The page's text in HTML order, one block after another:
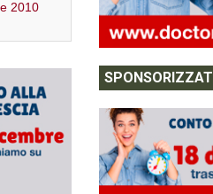
2010
SPONSORIZZATI